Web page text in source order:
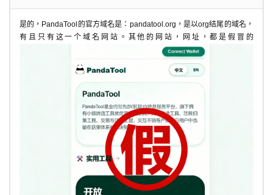
是的，PandaTool的官方域名是：pandatool.org，是以org结尾的域名，
有且只有这一个域名网站。其他的网站，网址，都是假冒的